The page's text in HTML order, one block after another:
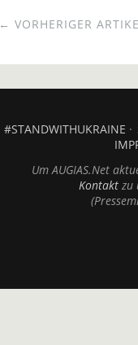
← VORHERIGER
#STANDWITHUKRAINE
Um AUGIAS.Net
Kontakt zu